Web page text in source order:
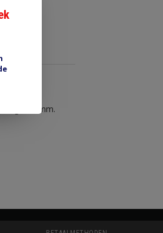
57mm.